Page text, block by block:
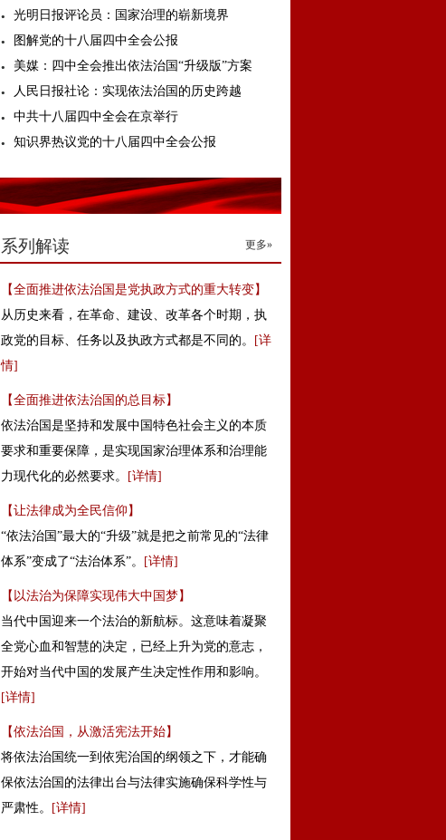
光明日报评论员：国家治理的崭新境界
图解党的十八届四中全会公报
美媒：四中全会推出依法治国“升级版”方案
人民日报社论：实现依法治国的历史跨越
中共十八届四中全会在京举行
知识界热议党的十八届四中全会公报
系列解读 更多»
【全面推进依法治国是党执政方式的重大转变】
从历史来看，在革命、建设、改革各个时期，执
政党的目标、任务以及执政方式都是不同的。
[详
情]
【全面推进依法治国的总目标】
依法治国是坚持和发展中国特色社会主义的本质
要求和重要保障，是实现国家治理体系和治理能
力现代化的必然要求。
[详情]
【让法律成为全民信仰】
“依法治国”最大的“升级”就是把之前常见的“法律
体系”变成了“法治体系”。
[详情]
【以法治为保障实现伟大中国梦】
当代中国迎来一个法治的新航标。这意味着凝聚
全党心血和智慧的决定，已经上升为党的意志，
开始对当代中国的发展产生决定性作用和影响。
[详情]
【依法治国，从激活宪法开始】
将依法治国统一到依宪治国的纲领之下，才能确
保依法治国的法律出台与法律实施确保科学性与
严肃性。
[详情]